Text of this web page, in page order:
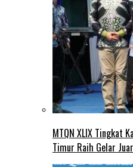
MTQN XLIX Tingkat
Timur Raih Gelar